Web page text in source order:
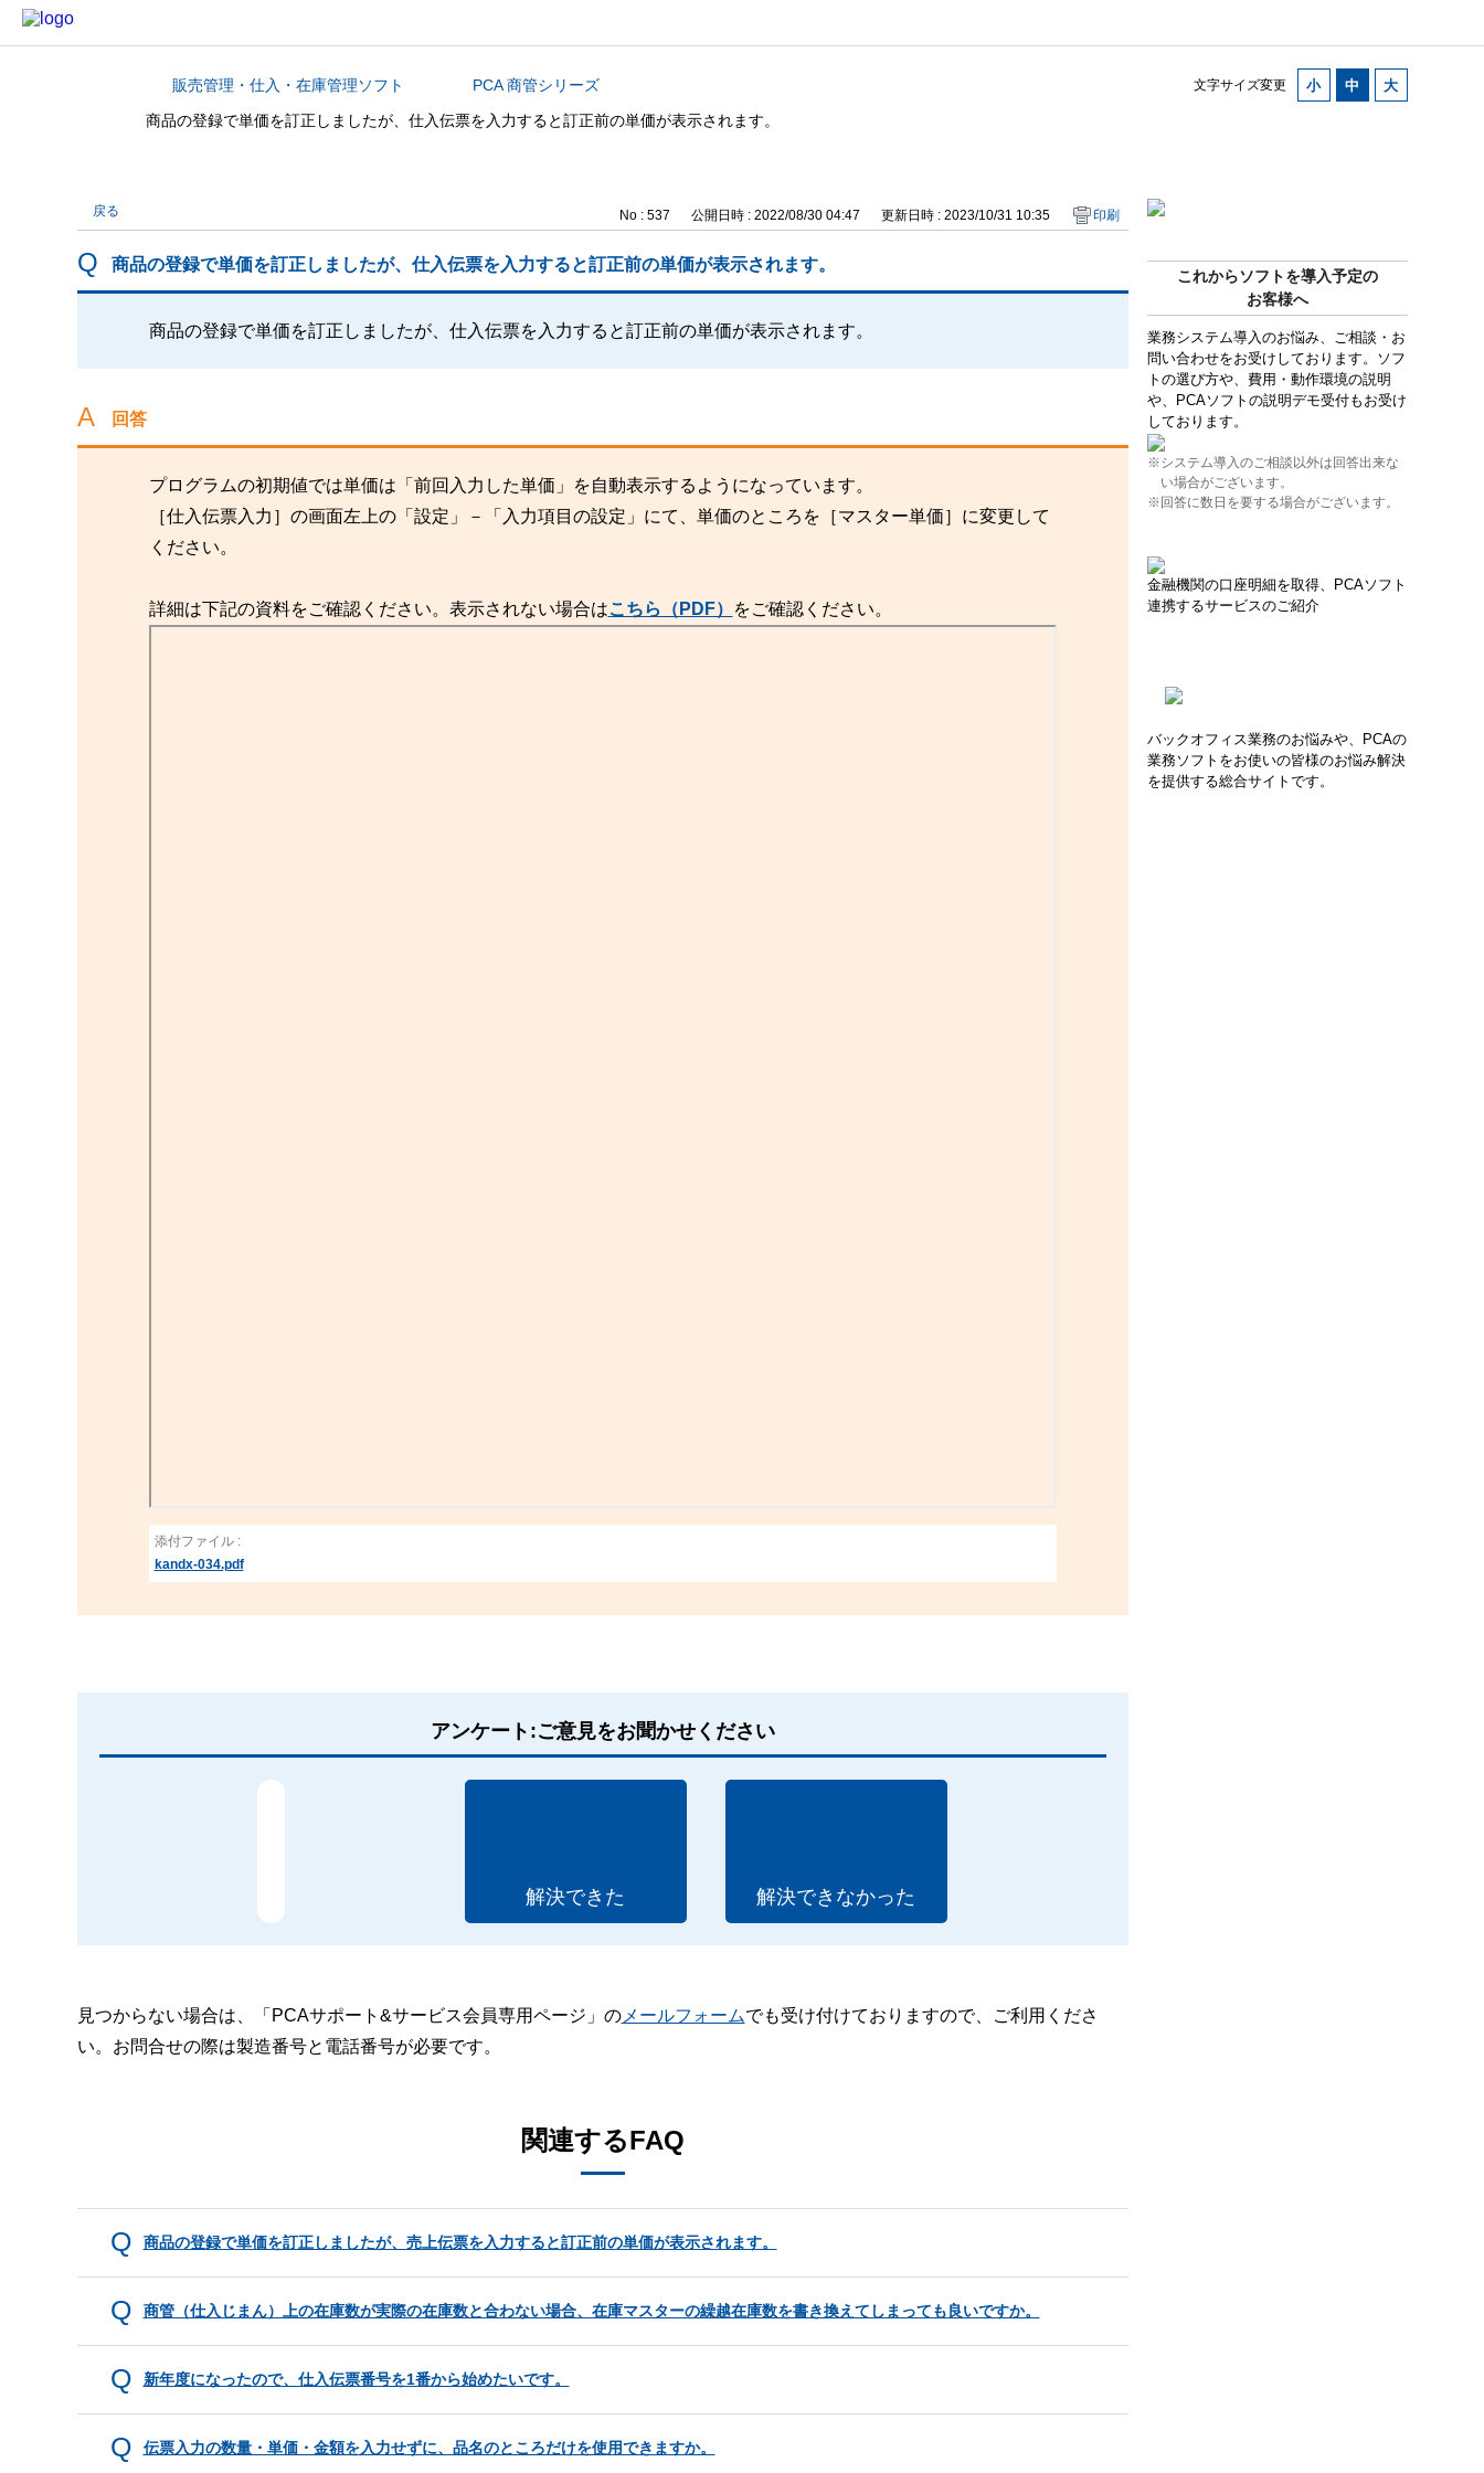
文字サイズ変更
カテゴリから探す販売管理・仕入・在庫管理ソフト
PCA 商管シリーズ
商品の登録で単価を訂正しましたが、仕入伝票を入力すると訂正前の単価が表示されます。
これからソフトを導入予定の
お客様へ
業務システム導入のお悩み、ご相談・お
問い合わせをお受けしております。ソフ
トの選び方や、費用・動作環境の説明
や、PCAソフトの説明デモ受付もお受け
しております。
※システム導入のご相談以外は回答出来な
い場合がございます。
※回答に数日を要する場合がございます。
金融機関の口座明細を取得、PCAソフト
連携するサービスのご紹介
バックオフィス業務のお悩みや、PCAの
業務ソフトをお使いの皆様のお悩み解決
を提供する総合サイトです。
戻る No : 537 公開日時 : 2022/08/30 04:47 更新日時 : 2023/10/31 10:35 印刷
商品の登録で単価を訂正しましたが、仕入伝票を入力すると訂正前の単価が表示されます。
商品の登録で単価を訂正しましたが、仕入伝票を入力すると訂正前の単価が表示されます。
回答
プログラムの初期値では単価は「前回入力した単価」を自動表示するようになっています。
［仕入伝票入力］の画面左上の「設定」－「入力項目の設定」にて、単価のところを［マスター単価］に変更して
ください。
詳細は下記の資料をご確認ください。表示されない場合はこちら（PDF） をご確認ください。
添付ファイル :
kandx-034.pdf
アンケート:ご意見をお聞かせください
解決できた 解決できなかった
見つからない場合は、「PCAサポート&サービス会員専用ページ」のメールフォームでも受け付けておりますので、ご利用くださ
い。お問合せの際は製造番号と電話番号が必要です。
関連するFAQ
商品の登録で単価を訂正しましたが、売上伝票を入力すると訂正前の単価が表示されます。
商管（仕入じまん）上の在庫数が実際の在庫数と合わない場合、在庫マスターの繰越在庫数を書き換えてしまっても良いですか。
新年度になったので、仕入伝票番号を1番から始めたいです。
伝票入力の数量・単価・金額を入力せずに、品名のところだけを使用できますか。